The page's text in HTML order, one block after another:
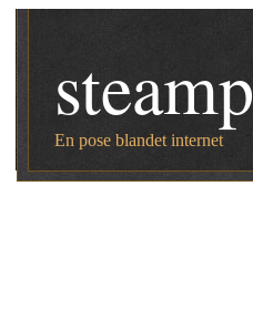
En pose blandet internet